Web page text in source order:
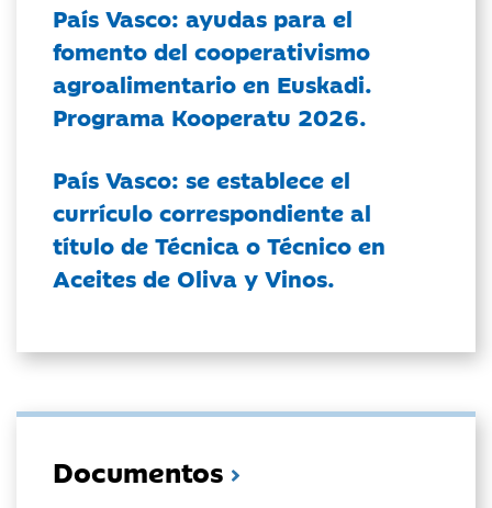
País Vasco: ayudas para el
fomento del cooperativismo
agroalimentario en Euskadi.
Programa Kooperatu 2026.
País Vasco: se establece el
currículo correspondiente al
título de Técnica o Técnico en
Aceites de Oliva y Vinos.
Documentos